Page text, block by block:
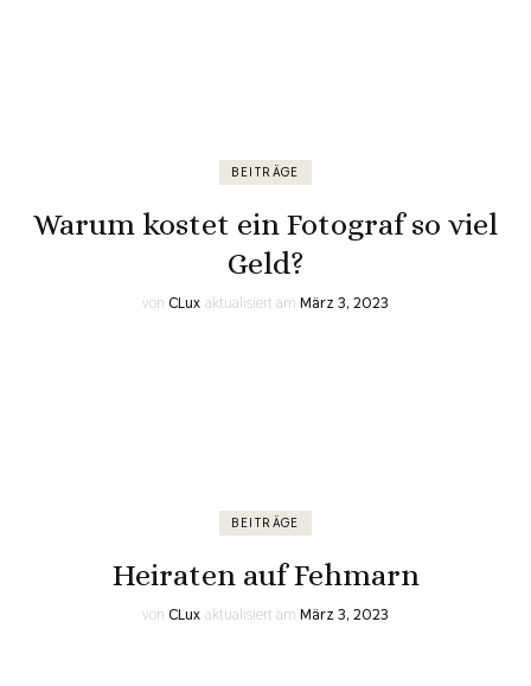
BEITRÄGE
Warum kostet ein Fotograf so viel
Geld?
von CLux aktualisiert am März 3, 2023
BEITRÄGE
Heiraten auf Fehmarn
von CLux aktualisiert am März 3, 2023